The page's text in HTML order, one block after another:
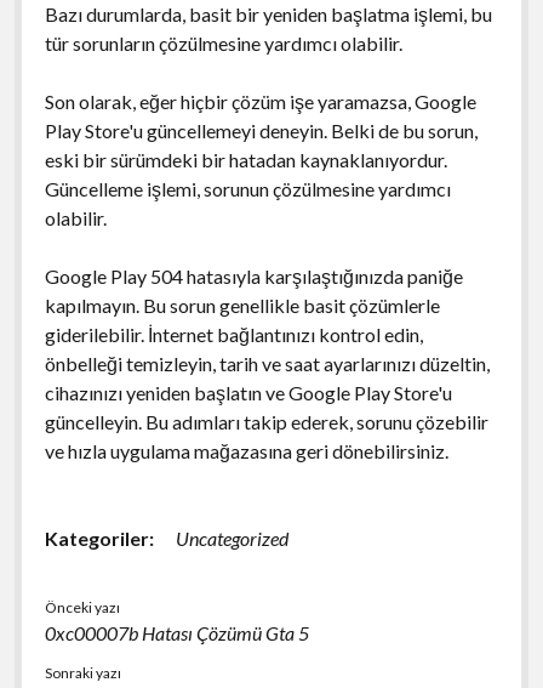
Bazı durumlarda, basit bir yeniden başlatma işlemi, bu
tür sorunların çözülmesine yardımcı olabilir.
Son olarak, eğer hiçbir çözüm işe yaramazsa, Google
Play Store'u güncellemeyi deneyin. Belki de bu sorun,
eski bir sürümdeki bir hatadan kaynaklanıyordur.
Güncelleme işlemi, sorunun çözülmesine yardımcı
olabilir.
Google Play 504 hatasıyla karşılaştığınızda paniğe
kapılmayın. Bu sorun genellikle basit çözümlerle
giderilebilir. İnternet bağlantınızı kontrol edin,
önbelleği temizleyin, tarih ve saat ayarlarınızı düzeltin,
cihazınızı yeniden başlatın ve Google Play Store'u
güncelleyin. Bu adımları takip ederek, sorunu çözebilir
ve hızla uygulama mağazasına geri dönebilirsiniz.
Kategoriler: Uncategorized
Önceki yazı
0xc00007b Hatası Çözümü Gta 5
Sonraki yazı